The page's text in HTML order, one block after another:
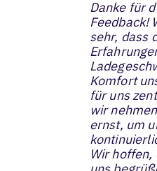
Danke für
Feedback!
sehr, dass
Komfort
für uns
wir
ernst, um
Wir